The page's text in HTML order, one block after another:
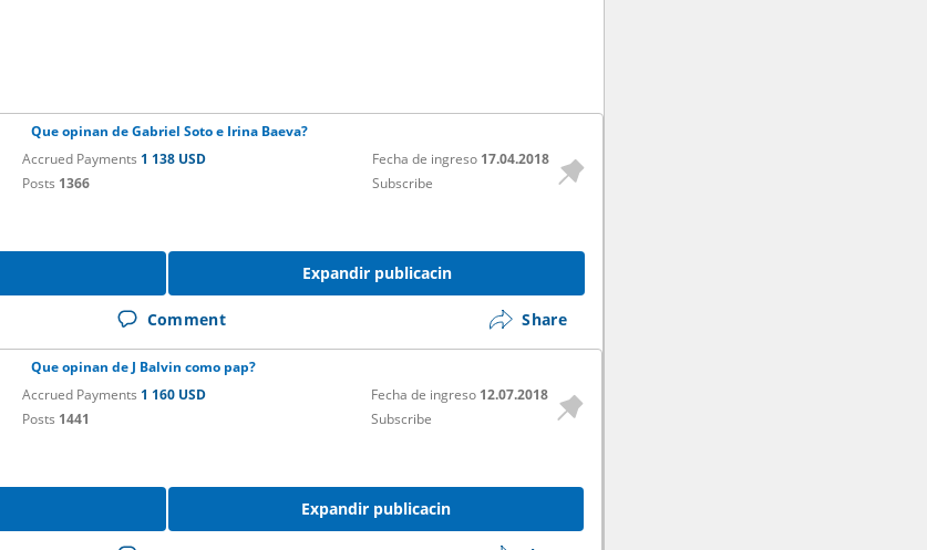
Que opinan de Gabriel Soto e Irina Baeva?
Accrued Payments 1 138 USD
Posts 1366
Fecha de ingreso 17.04.2018
Subscribe
Expandir publicacin
Comment Share
Que opinan de J Balvin como pap?
Accrued Payments 1 160 USD
Posts 1441
Fecha de ingreso 12.07.2018
Subscribe
Expandir publicacin